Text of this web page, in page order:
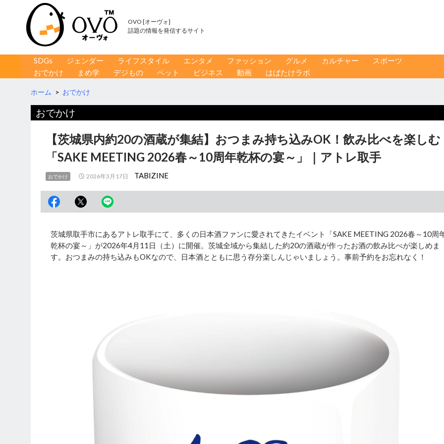
OVO [オーヴォ]
話題の情報を発信するサイト
コンテンツへ移動
SDGs ジェンダー ライフスタイル エンタメ ファッション グルメ カルチャー
スポーツ
おでかけ
まめ学 デジもの ペット ビジネス 動画 はばたけラボ
ホーム > おでかけ
おでかけ
【茨城県内約20の酒蔵が集結】おつまみ持ち込みOK！飲み比べを楽しむ
「SAKE MEETING 2026春～10周年乾杯の宴～」｜アトレ取手
おでかけ 2026年3月17日 TABIZINE
茨城県取手市にあるアトレ取手にて、多くの日本酒ファンに愛されてきたイベント「SAKE MEETING 2026春～10周
乾杯の宴～」が2026年4月11日（土）に開催。茨城全域から集結した約20の酒蔵が作ったお酒の飲み比べが楽しめま
す。おつまみの持ち込みもOKなので、日本酒とともに思う存分楽しんじゃいましょう。事前予約をお忘れなく！